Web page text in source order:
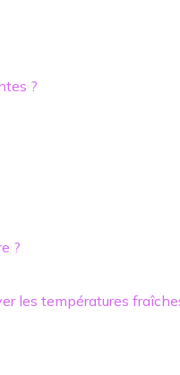
?
?
les températures